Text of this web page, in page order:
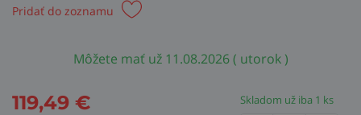
Pridať do zoznamu
Môžete mať už 11.08.2026 ( utorok )
119,49 € Skladom už iba 1 ks